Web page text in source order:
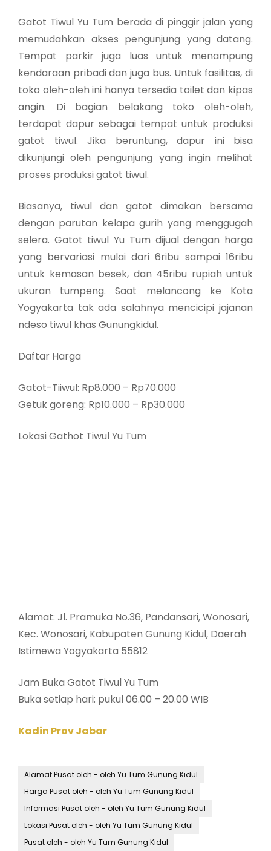
Gatot Tiwul Yu Tum berada di pinggir jalan yang
memudahkan akses pengunjung yang datang.
Tempat parkir juga luas untuk menampung
kendaraan pribadi dan juga bus. Untuk fasilitas, di
toko oleh-oleh ini hanya tersedia toilet dan kipas
angin. Di bagian belakang toko oleh-oleh,
terdapat dapur sebagai tempat untuk produksi
gatot tiwul. Jika beruntung, dapur ini bisa
dikunjungi oleh pengunjung yang ingin melihat
proses produksi gatot tiwul.
Biasanya, tiwul dan gatot dimakan bersama
dengan parutan kelapa gurih yang menggugah
selera. Gatot tiwul Yu Tum dijual dengan harga
yang bervariasi mulai dari 6ribu sampai 16ribu
untuk kemasan besek, dan 45ribu rupiah untuk
ukuran tumpeng. Saat melancong ke Kota
Yogyakarta tak ada salahnya mencicipi jajanan
ndeso tiwul khas Gunungkidul.
Daftar Harga
Gatot-Tiiwul: Rp8.000 – Rp70.000
Getuk goreng: Rp10.000 – Rp30.000
Lokasi Gathot Tiwul Yu Tum
Alamat: Jl. Pramuka No.36, Pandansari, Wonosari,
Kec. Wonosari, Kabupaten Gunung Kidul, Daerah
Istimewa Yogyakarta 55812
Jam Buka Gatot Tiwul Yu Tum
Buka setiap hari: pukul 06.00 – 20.00 WIB
Kadin Prov Jabar
Alamat Pusat oleh - oleh Yu Tum Gunung Kidul
Harga Pusat oleh - oleh Yu Tum Gunung Kidul
Informasi Pusat oleh - oleh Yu Tum Gunung Kidul
Lokasi Pusat oleh - oleh Yu Tum Gunung Kidul
Pusat oleh - oleh Yu Tum Gunung Kidul